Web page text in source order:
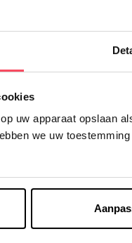
uw apparaat opslaan
we uw
Machine
winkelmandje